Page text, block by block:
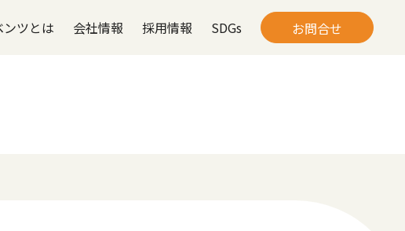
ツとは 会社情報 採用情報 SDGs お問合せ